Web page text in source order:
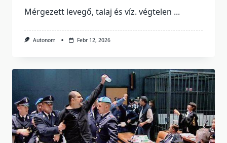
Mérgezett levegő, talaj és víz. végtelen ...
Autonom Febr 12, 2026